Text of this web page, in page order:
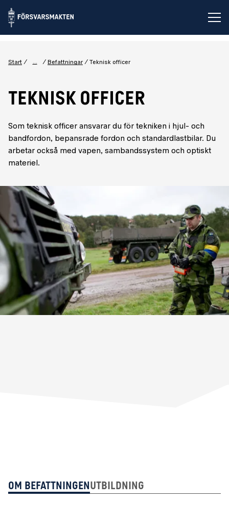
Start ... Befattningar Teknisk officer
TEKNISK OFFICER
Som teknisk officer ansvarar du för tekniken i hjul- och
bandfordon, bepansrade fordon och standardlastbilar. Du
arbetar också med vapen, sambandssystem och optiskt
materiel.
Om BefattningenUtbildning